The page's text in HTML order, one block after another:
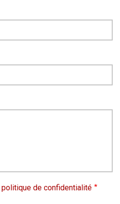
politique de confidentialité